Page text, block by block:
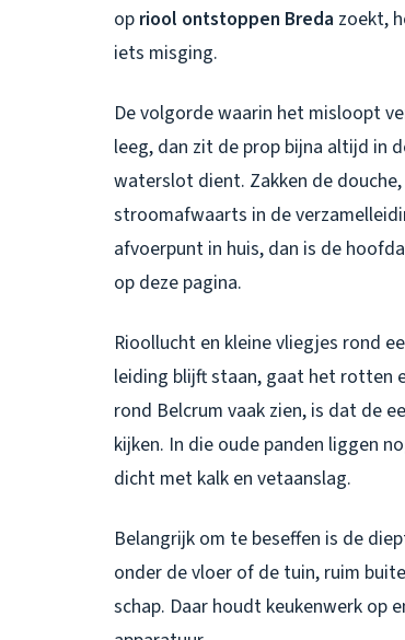
op riool ontstoppen Breda zoekt,
iets misging.
De volgorde waarin het misloopt
leeg, dan zit de prop bijna altijd in
waterslot dient. Zakken de
stroomafwaarts in de
afvoerpunt in huis, dan is de
op deze pagina.
Rioollucht en kleine vliegjes rond
leiding blijft staan, gaat het rotten
rond Belcrum vaak zien, is dat de
kijken. In die oude panden liggen
dicht met kalk en vetaanslag.
Belangrijk om te beseffen is de
onder de vloer of de tuin, ruim
schap. Daar houdt keukenwerk op